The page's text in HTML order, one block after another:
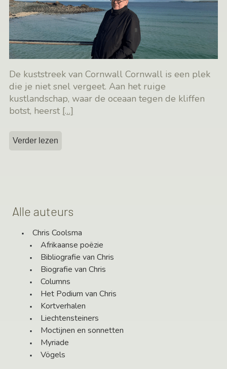
De kuststreek van Cornwall Cornwall is een plek
die je niet snel vergeet. Aan het ruige
kustlandschap, waar de oceaan tegen de kliffen
botst, heerst […]
Verder lezen
Alle auteurs
Chris Coolsma
Afrikaanse poëzie
Bibliografie van Chris
Biografie van Chris
Columns
Het Podium van Chris
Kortverhalen
Liechtensteiners
Moctijnen en sonnetten
Myriade
Vögels